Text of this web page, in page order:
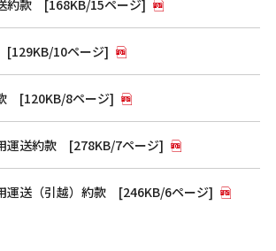
約款 [168KB/15ページ]
10ページ]
[120KB/8ページ]
運送約款 [278KB/7ページ]
運送（引越）約款 [246KB/6ページ]